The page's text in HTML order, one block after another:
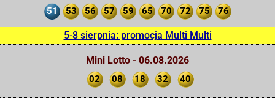
51
53 56 57 59 65 70 72 75 76
5-8 sierpnia: promocja Multi Multi
Mini Lotto - 06.08.2026
02 08 18 32 40